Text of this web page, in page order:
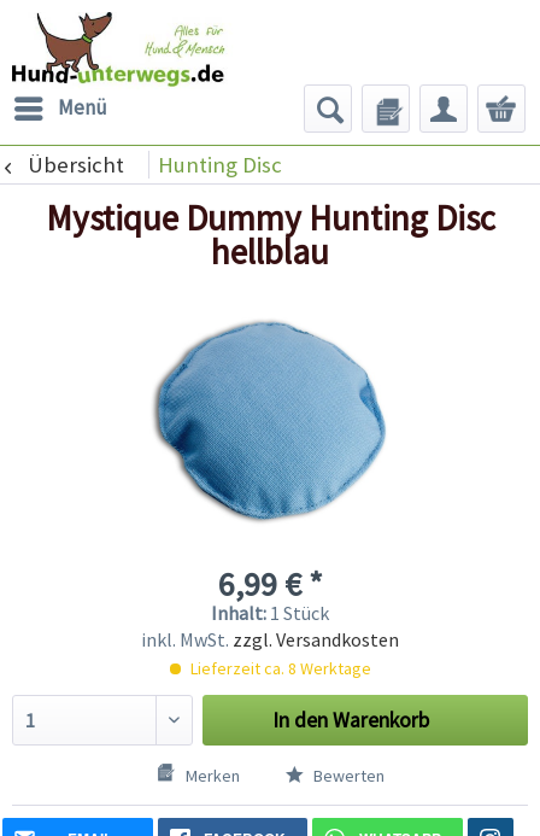
Menü
Übersicht Hunting Disc
Mystique Dummy Hunting Disc
hellblau
6,99 € *
Inhalt: 1 Stück
inkl. MwSt. zzgl. Versandkosten
Lieferzeit ca. 8 Werktage
In denWarenkorb
Merken Bewerten